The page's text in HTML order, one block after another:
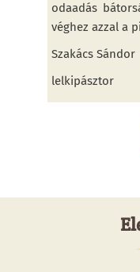
odaadás
véghez azzal a
Szakács Sándor
lelkipásztor